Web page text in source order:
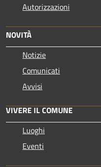
Autorizzazioni
NOVITÀ
Notizie
Comunicati
Avvisi
VIVERE IL COMUNE
Luoghi
Eventi